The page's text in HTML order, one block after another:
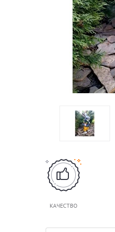
КАЧЕСТВО